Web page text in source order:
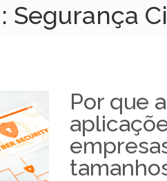
Segurança
Por que